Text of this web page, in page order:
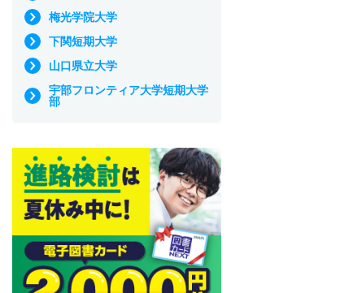
梅光学院大学
下関短期大学
山口県立大学
宇部フロンティア大学短期大学
部